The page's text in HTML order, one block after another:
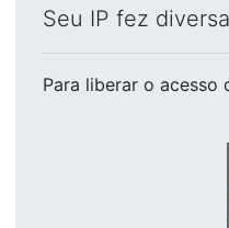
Seu IP fez
Para liberar o acesso